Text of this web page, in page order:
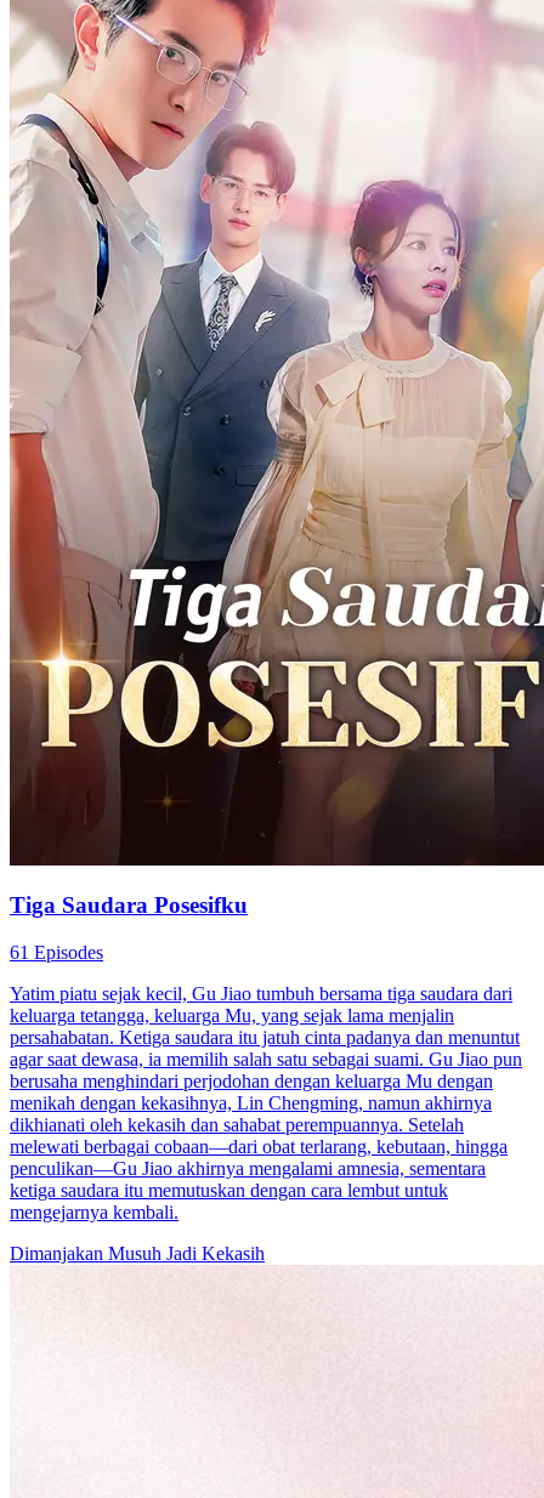
Tiga Saudara Posesifku
61 Episodes
Yatim piatu sejak kecil, Gu Jiao tumbuh bersama tiga saudara dari
keluarga tetangga, keluarga Mu, yang sejak lama menjalin
persahabatan. Ketiga saudara itu jatuh cinta padanya dan menuntut
agar saat dewasa, ia memilih salah satu sebagai suami. Gu Jiao pun
berusaha menghindari perjodohan dengan keluarga Mu dengan
menikah dengan kekasihnya, Lin Chengming, namun akhirnya
dikhianati oleh kekasih dan sahabat perempuannya. Setelah
melewati berbagai cobaan—dari obat terlarang, kebutaan, hingga
penculikan—Gu Jiao akhirnya mengalami amnesia, sementara
ketiga saudara itu memutuskan dengan cara lembut untuk
mengejarnya kembali.
Dimanjakan Musuh Jadi Kekasih